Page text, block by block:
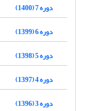
دوره 7 (1400)
دوره 6 (1399)
دوره 5 (1398)
دوره 4 (1397)
دوره 3 (1396)